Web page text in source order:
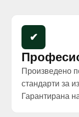
✔
Произведено
стандарти за
Гарантирана